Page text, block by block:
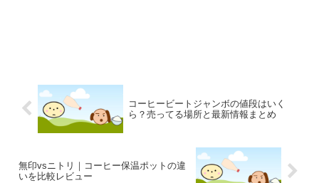
コーヒービートジャンボの値段はいく
ら？売ってる場所と最新情報まとめ
無印vsニトリ｜コーヒー保温ポットの違
いを比較レビュー